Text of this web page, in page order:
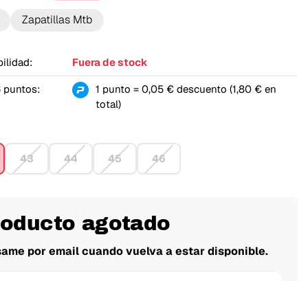
Zapatillas Mtb
Fuera de stock
puntos:
1 punto = 0,05 € descuento (1,80 € en
total)
43 44 45 46
agotado
por email cuando vuelva a estar disponible.